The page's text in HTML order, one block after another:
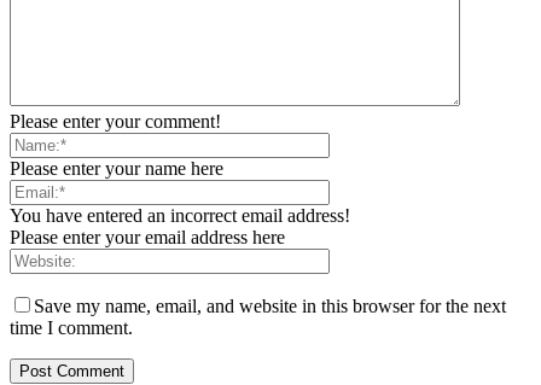
Please enter your comment!
Please enter your name here
You have entered an incorrect email address!
Please enter your email address here
Save my name, email, and website in this browser for the next
time I comment.